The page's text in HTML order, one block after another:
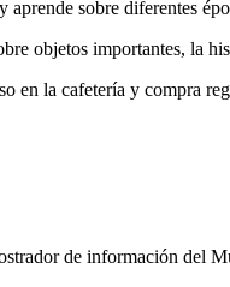
sobre diferentes
objetos importantes, la
en la cafetería y compra
de información del